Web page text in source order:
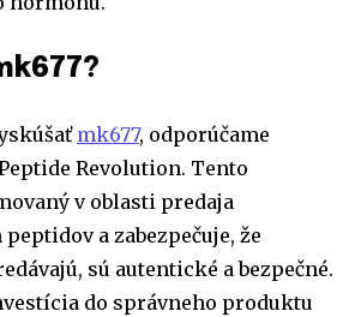
mk677, odporúčame
Revolution. Tento
v oblasti predaja
a zabezpečuje, že
sú autentické a bezpečné.
do správneho produktu